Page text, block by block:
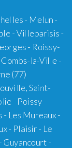
- Melun -
- Villeparisis -
- Roissy-
la-Ville -
(77)
Saint-
- Poissy -
Les Mureaux -
- Plaisir - Le
Guyancourt -